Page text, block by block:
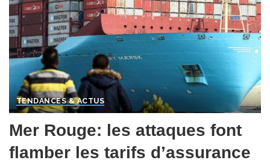
TENDANCES & ACTUS
Mer Rouge: les attaques font
flamber les tarifs d’assurance